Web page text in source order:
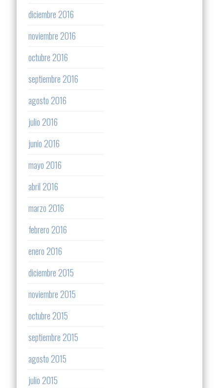
diciembre 2016
noviembre 2016
octubre 2016
septiembre 2016
agosto 2016
julio 2016
junio 2016
mayo 2016
abril 2016
marzo 2016
febrero 2016
enero 2016
diciembre 2015
noviembre 2015
octubre 2015
septiembre 2015
agosto 2015
julio 2015